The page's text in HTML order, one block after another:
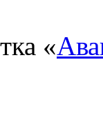
«